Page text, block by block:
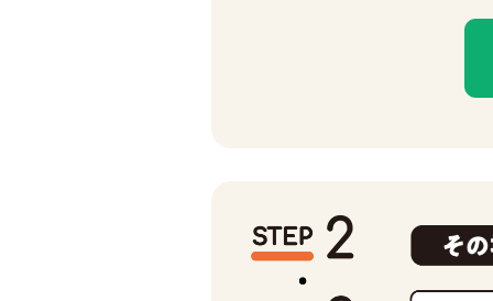
土地活用・賃貸経営
土地売却相談
土地売却相談